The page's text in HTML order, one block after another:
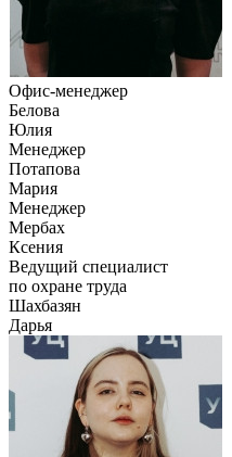
Офис-менеджер
Белова
Юлия
Менеджер
Потапова
Мария
Менеджер
Мербах
Ксения
Ведущий специалист
по охране труда
Шахбазян
Дарья